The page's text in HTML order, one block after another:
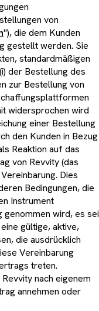
von
"), die dem Kunden
gestellt werden. Sie
standardmäßigen
der Bestellung des
zur Bestellung von
widersprochen wird
einer Bestellung
den Kunden in Bezug
Reaktion auf das
von Revvity (das
Dies
Bedingungen, die
Instrument
genommen wird, es sei
gültige, aktive,
die ausdrücklich
Vereinbarung
treten.
nach eigenem
annehmen oder